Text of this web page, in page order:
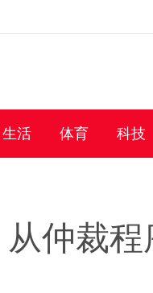
生活 体育 科技
仲裁